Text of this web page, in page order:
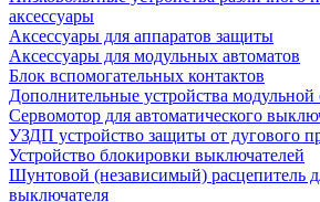
аксессуары
Аксессуары для аппаратов защиты
Аксессуары для модульных автоматов
Блок вспомогательных контактов
Дополнительные устройства
Сервомотор для автоматического
УЗДП устройство защиты от дугового
Устройство блокировки выключателей
Шунтовой (независимый) расцепитель
выключателя